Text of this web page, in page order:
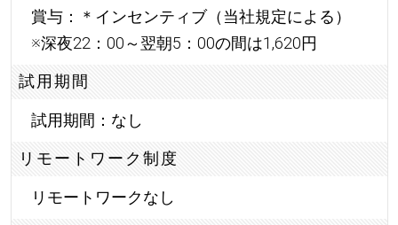
賞与：＊インセンティブ（当社規定による）
※深夜22：00～翌朝5：00の間は1,620円
試用期間
試用期間：なし
リモートワーク制度
リモートワークなし